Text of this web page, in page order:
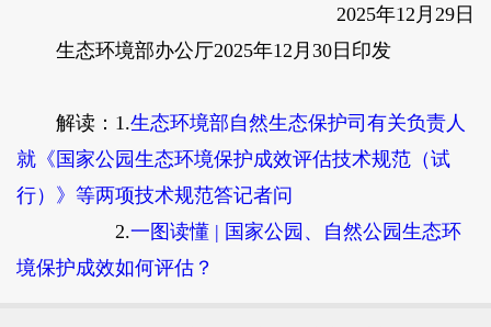
2025年12月29日
生态环境部办公厅2025年12月30日印发
解读： 1.生态环境部自然生态保护司有关负责人
就《国家公园生态环境保护成效评估技术规范（试
行）》等两项技术规范答记者问
2.一图读懂 | 国家公园、自然公园生态环
境保护成效如何评估？